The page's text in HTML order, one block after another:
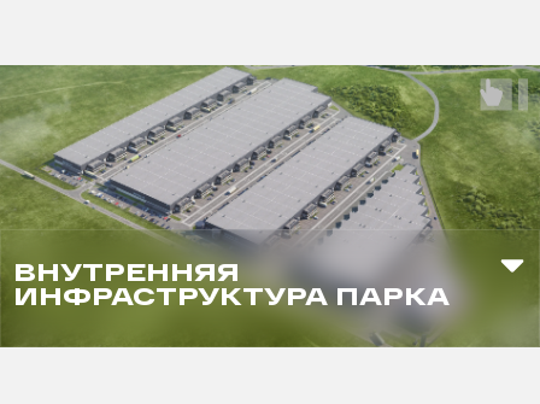
ВНУТРЕННЯЯ
ИНФРАСТРУКТУРА ПАРКА